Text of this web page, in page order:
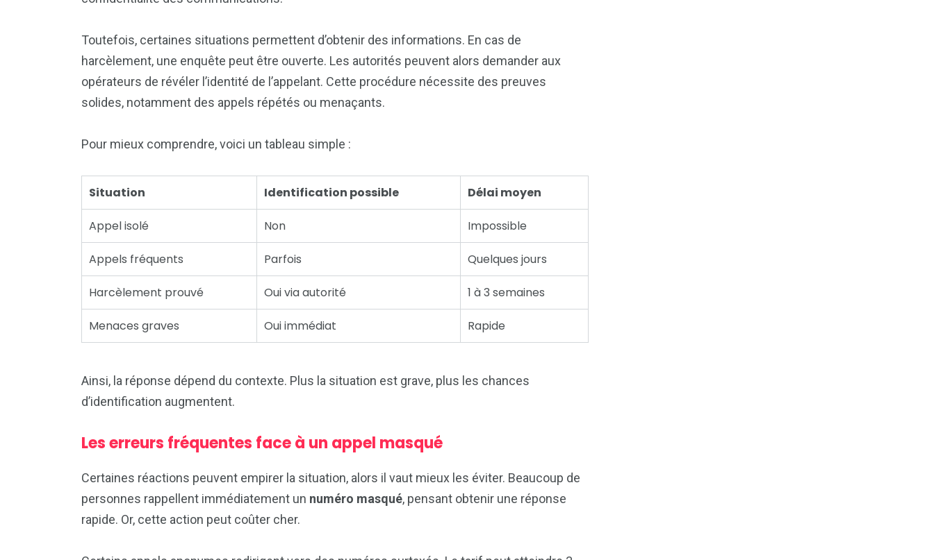
Toutefois, certaines situations permettent d’obtenir des informations. En cas de
harcèlement, une enquête peut être ouverte. Les autorités peuvent alors demander aux
opérateurs de révéler l’identité de l’appelant. Cette procédure nécessite des preuves
solides, notamment des appels répétés ou menaçants.
Pour mieux comprendre, voici un tableau simple :
Situation Identification possible Délai moyen
Appel isolé Non Impossible
Appels fréquents Parfois Quelques jours
Harcèlement prouvé Oui via autorité 1 à 3 semaines
Menaces graves Oui immédiat Rapide
Ainsi, la réponse dépend du contexte. Plus la situation est grave, plus les chances
d’identification augmentent.
Les erreurs fréquentes face à un appel masqué
Certaines réactions peuvent empirer la situation, alors il vaut mieux les éviter. Beaucoup de
personnes rappellent immédiatement un numéro masqué, pensant obtenir une réponse
rapide. Or, cette action peut coûter cher.